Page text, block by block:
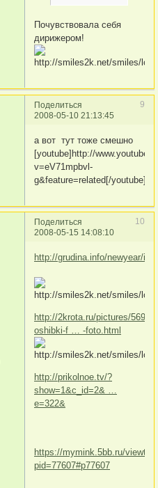
Почувствовала себя
дирижером!
Поделиться
9
2008-05-10 21:13:45
а вот тут тоже смешно
[youtube]http://
v=eV71mpbvl-
g&feature=related[/youtube]
Поделиться
10
2008-05-15 14:08:10
http://grudina.info/newyear/
http://2krota.ru/pictures/569-
oshibki-f … -foto.html
http://prikolnoe.tv/?
show=1&c_id=2& …
e=322&
https://mymink.5bb.ru/
pid=77607#p77607